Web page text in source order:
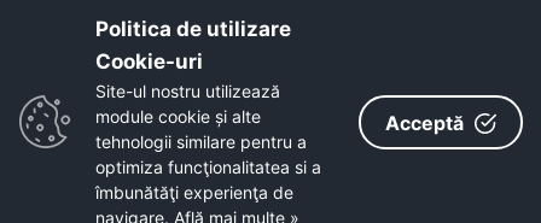
a Uniunii Europene. Întreaga responsabilitate asupra
Copyright © 2026 - Consiliul Judeţean Bistrița-Năsăud
Politica de utilizare
Cookie-uri‎
Site-ul nostru utilizează
module cookie și alte
tehnologii similare pentru a
optimiza funcţionalitatea si a
îmbunătăţi experienţa de
navigare. Află mai multe »
Acceptă